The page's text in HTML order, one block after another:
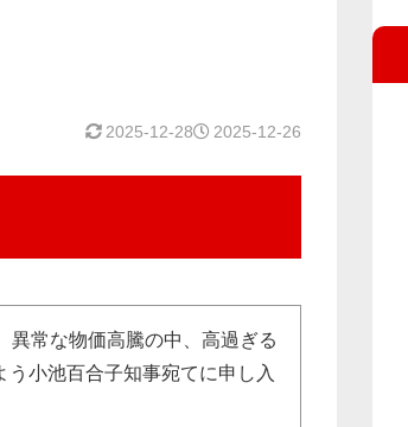
2025-12-26
2025-12-28
常な物価高騰の中、高過ぎる
小池百合子知事宛てに申し入